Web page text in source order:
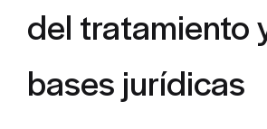
del tratamiento
bases jurídicas